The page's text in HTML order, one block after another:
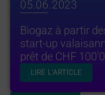
05.06.2023
Biogaz à partir
start-up
prêt de CHF
LIRE L'ARTICLE